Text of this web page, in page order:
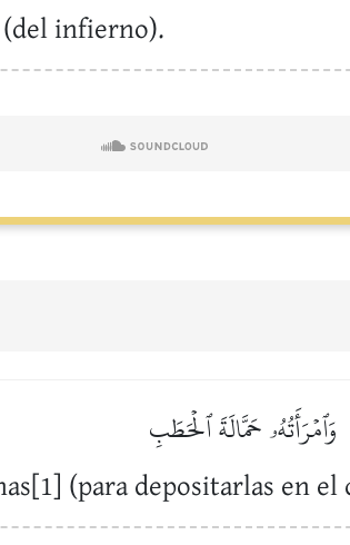
(del infierno).
وَٱمۡرَأَتُهُۥ حَمَّالَةَ ٱلۡحَطَبِ
(para depositarlas en